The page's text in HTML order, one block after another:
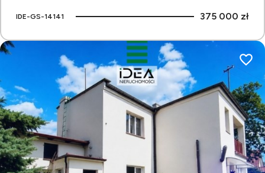
IDE-GS-14141 375 000 zł
Dodaj